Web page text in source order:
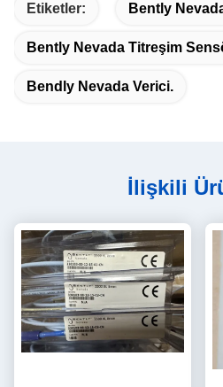
Etiketler: Bently
Bently Nevada Titreşim
Bendly Nevada Verici.
İlişkili